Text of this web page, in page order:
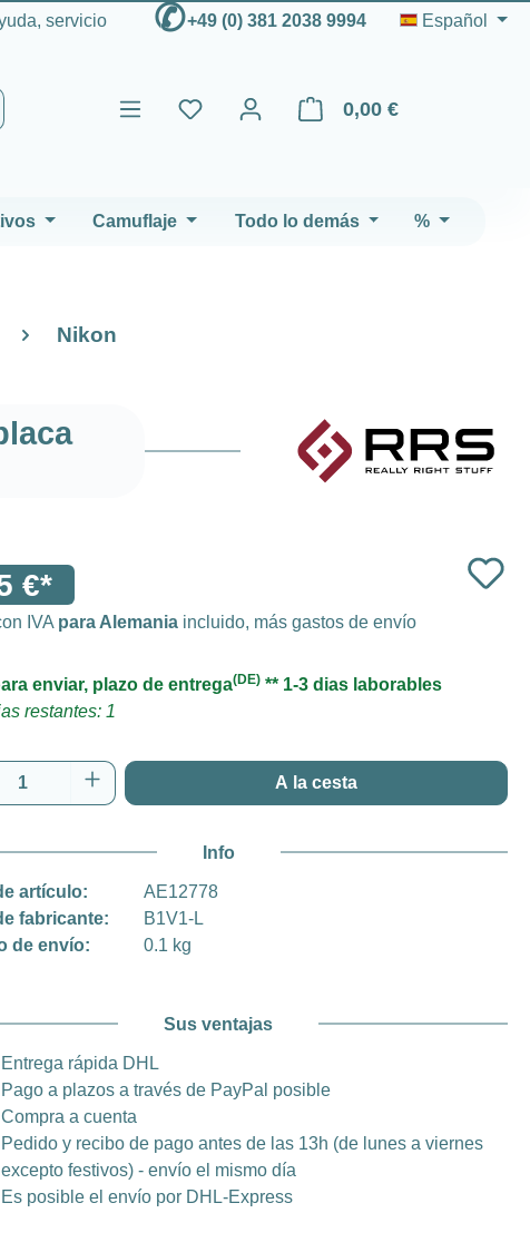
servicio ✆+49 (0) 381 2038 9994 Español
0,00 €
El carrito de compras
Camuflaje Todo lo demás %
Nikon
€*
IVA para Alemania incluido, más gastos de envío
enviar, plazo de entrega(DE) ** 1-3 dias laborables
restantes: 1
del producto: introduce la cantidad
A la cesta
Info
artículo:
AE12778
fabricante:
B1V1-L
de envío:
0.1 kg
Sus ventajas
Entrega rápida DHL
Pago a plazos a través de PayPal posible
Compra a cuenta
Pedido y recibo de pago antes de las 13h (de lunes a viernes
excepto festivos) - envío el mismo día
Es posible el envío por DHL-Express